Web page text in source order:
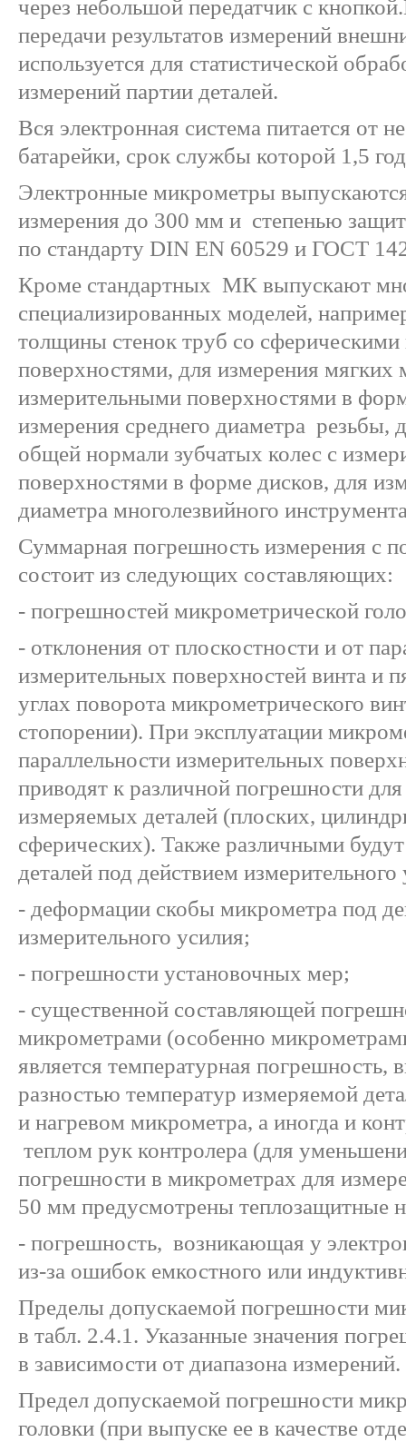
через небольшой передатчик с
передачи результатов измерений
используется для статистической
измерений партии деталей.
Вся электронная система питается от
батарейки, срок службы которой 1,5
Электронные микрометры
измерения до 300 мм и степенью
по стандарту DIN EN 60529 и ГОСТ
Кроме стандартных МК выпускают
специализированных моделей,
толщины стенок труб со
поверхностями, для измерения мягких
измерительными поверхностями в
измерения среднего диаметра резьбы,
общей нормали зубчатых колес с
поверхностями в форме дисков, для
диаметра многолезвийного
Суммарная погрешность измерения с
состоит из следующих составляющих:
- погрешностей микрометрической
- отклонения от плоскостности и от
измерительных поверхностей винта и
углах поворота микрометрического
стопорении). При эксплуатации
параллельности измерительных
приводят к различной погрешности
измеряемых деталей (плоских,
сферических). Также различными
деталей под действием измерительного
- деформации скобы микрометра под
измерительного усилия;
- погрешности установочных мер;
- существенной составляющей
микрометрами (особенно
является температурная погрешность,
разностью температур измеряемой
и нагревом микрометра, а иногда и
теплом рук контролера (для
погрешности в микрометрах для
50 мм предусмотрены теплозащитные
- погрешность, возникающая у
из-за ошибок емкостного или
Пределы допускаемой погрешности
в табл. 2.4.1. Указанные значения
в зависимости от диапазона измерений.
Предел допускаемой погрешности
головки (при выпуске ее в качестве